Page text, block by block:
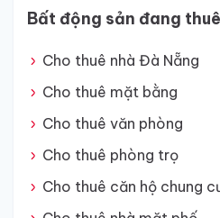
Bất động sản đang thuê
Cho thuê nhà Đà Nẵng
Cho thuê mặt bằng
Cho thuê văn phòng
Cho thuê phòng trọ
Cho thuê căn hộ chung